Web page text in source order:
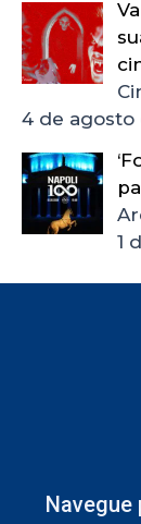
4 de agosto
1
Navegue